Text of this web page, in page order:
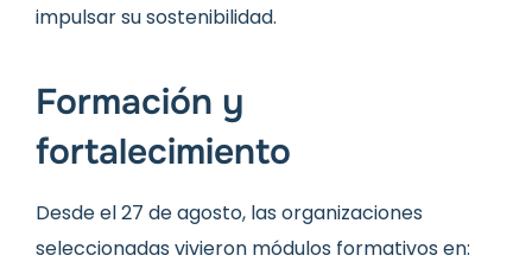
impulsar su sostenibilidad.
Formación y
fortalecimiento
Desde el 27 de agosto, las organizaciones
seleccionadas vivieron módulos formativos en: